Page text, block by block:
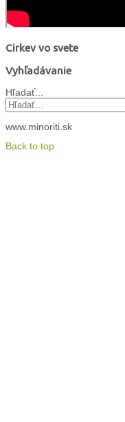
Cirkev vo svete
Vyhľadávanie
Hľadať...
www.minoriti.sk
Back to top